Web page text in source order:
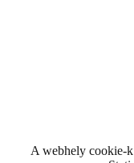
A webhely cookie-k